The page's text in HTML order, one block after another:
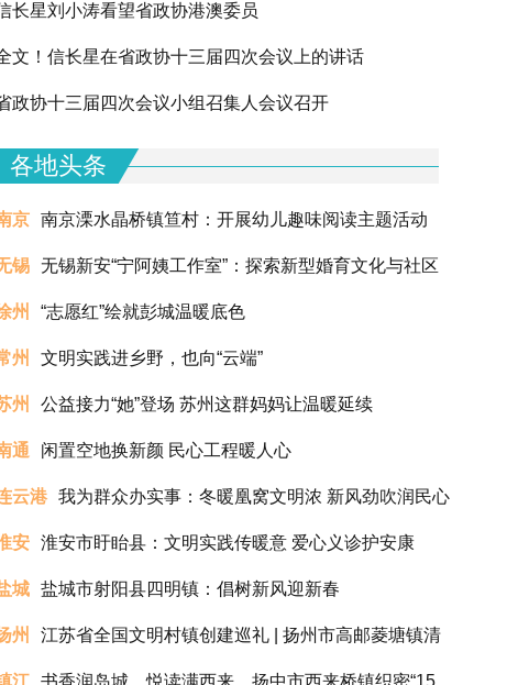
长星刘小涛看望省政协港澳委员
文！信长星在省政协十三届四次会议上的讲话
政协十三届四次会议小组召集人会议召开
各地头条
京 南京溧水晶桥镇笪村：开展幼儿趣味阅读主题活动
锡 无锡新安“宁阿姨工作室”：探索新型婚育文化与社区
理融合的创新实践
州 “志愿红”绘就彭城温暖底色
州 文明实践进乡野，也向“云端”
州 公益接力“她”登场 苏州这群妈妈让温暖延续
通 闲置空地换新颜 民心工程暖人心
云港 我为群众办实事：冬暖凰窝文明浓 新风劲吹润民心
安 淮安市盱眙县：文明实践传暖意 爱心义诊护安康
城 盐城市射阳县四明镇：倡树新风迎新春
州 江苏省全国文明村镇创建巡礼 | 扬州市高邮菱塘镇清
江 书香润岛城 悦读满西来 扬中市西来桥镇织密“15